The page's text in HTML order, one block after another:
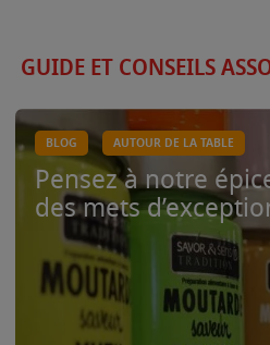
GUIDE ET CONSEILS
BLOG AUTOUR DE LA TABLE
Pensez à notre
des mets